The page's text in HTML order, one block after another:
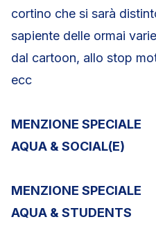
cortino che si sarà
sapiente delle ormai
dal cartoon, allo stop
ecc
MENZIONE SPECIALE
AQUA & SOCIAL(E)
MENZIONE SPECIALE
AQUA & STUDENTS